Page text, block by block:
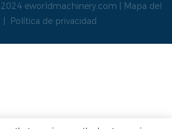
eworldmachinery.com
Mapa del
Política de privacidad